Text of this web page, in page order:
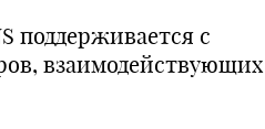
поддерживается с
взаимодействующих